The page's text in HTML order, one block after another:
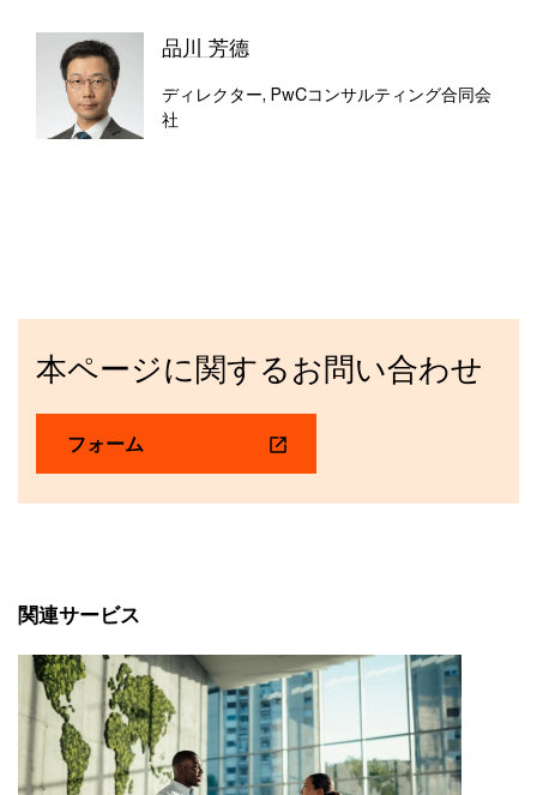
品川 芳德
ディレクター, PwCコンサルティング合同会
社
本ページに関するお問い合わせ
フォーム
関連サービス